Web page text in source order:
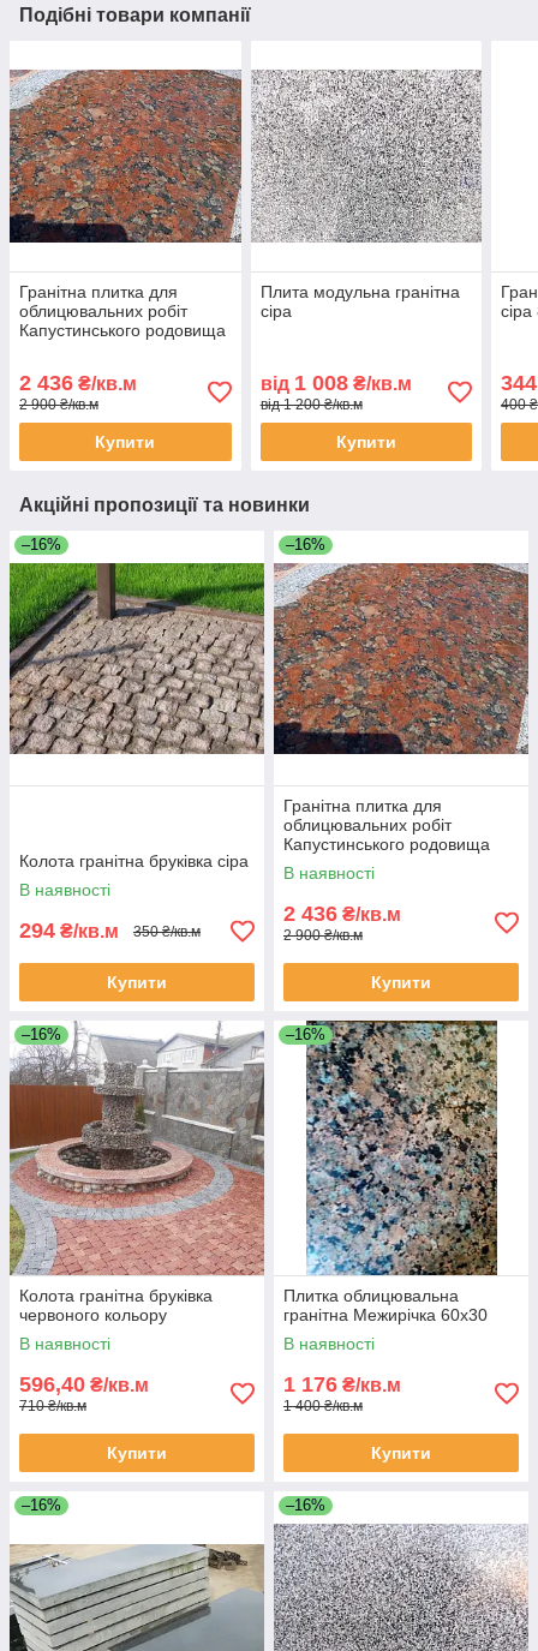
Подібні товари компанії
Гранітна плитка для
облицювальних робіт
Капустинського родовища
2 436 ₴/кв.м
2 900 ₴/кв.м
Купити
Плита модульна гранітна
сіра
від 1 008₴/кв.м
від 1 200 ₴/кв.м
Купити
344
400
Акційні пропозиції та новинки
–16%
Колота гранітна бруківка сіра
В наявності
294 ₴/кв.м 350 ₴/кв.м
Купити
–16%
Гранітна плитка для
облицювальних робіт
Капустинського родовища
60*30
В наявності
2 436 ₴/кв.м
2 900 ₴/кв.м
Купити
–16%
Колота гранітна бруківка
червоного кольору
В наявності
596,40 ₴/кв.м
710 ₴/кв.м
Купити
–16%
Плитка облицювальна
гранітна Межирічка 60х30
В наявності
1 176 ₴/кв.м
1 400 ₴/кв.м
Купити
–16% –16%